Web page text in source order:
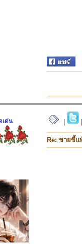
เด่น
Re: ชายขี้แ